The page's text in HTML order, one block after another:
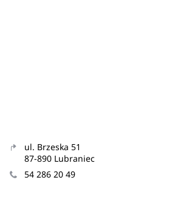
ul. Brzeska 51
87-890 Lubraniec
54 286 20 49